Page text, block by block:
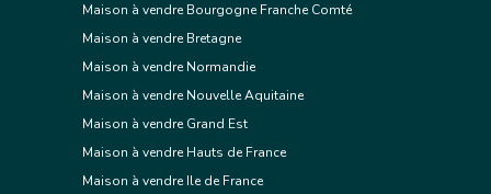
Maison à vendre Bourgogne Franche Comté
Maison à vendre Bretagne
Maison à vendre Normandie
Maison à vendre Nouvelle Aquitaine
Maison à vendre Grand Est
Maison à vendre Hauts de France
Maison à vendre Ile de France